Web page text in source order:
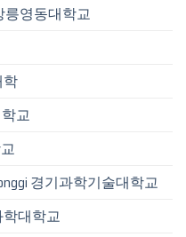
릉영동대학교
학
교
경기과학기술대학교
학대학교